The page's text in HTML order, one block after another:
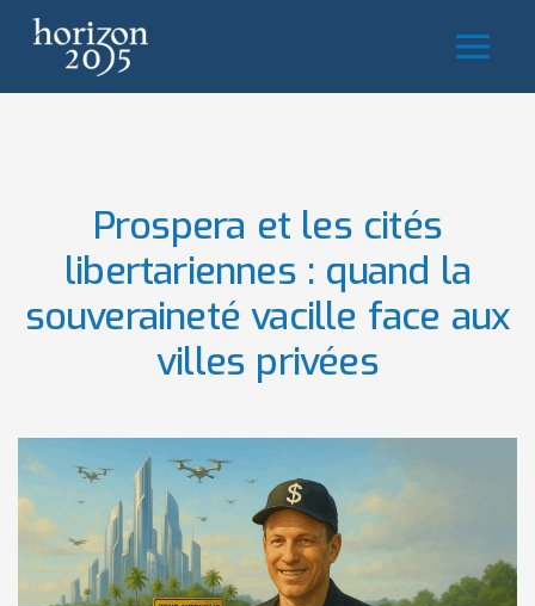
contenu
Prospera et les cités
libertariennes : quand la
souveraineté vacille face aux
villes privées